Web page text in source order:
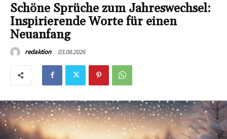
Schöne Sprüche zum Jahreswechsel:
Inspirierende Worte für einen
Neuanfang
redaktion 03.08.2026